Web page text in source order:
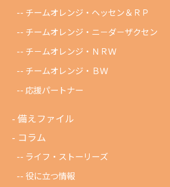
チームオレンジ・ヘッセン＆ＲＰ
チームオレンジ・ニ－ダ－ザクセン
チ－ムオレンジ・ＮＲＷ
チームオレンジ・ＢＷ
応援パートナー
備えファイル
コラム
ライフ・ストーリーズ
役に立つ情報